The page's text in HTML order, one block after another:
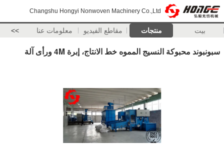
Changshu Hongyi Nonwoven Machinery Co.,Ltd
بيت منتجات مقاطع الفيديو معلومات عنا >>
سبونبوند محبوكة النسيج المموه خط الانتاج، إبرة 4M ورأى آلة